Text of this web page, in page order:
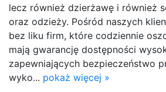
lecz również dzierżawę i również
oraz odzieży. Pośród naszych
bez liku firm, które codziennie
mają gwarancję dostępności
zapewniających bezpieczeństwo
wyko... pokaż więcej »